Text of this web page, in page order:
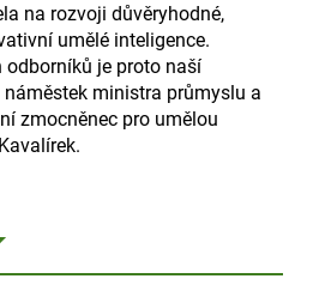
na rozvoji důvěryhodné,
umělé inteligence.
odborníků je proto naší
náměstek ministra průmyslu a
zmocněnec pro umělou